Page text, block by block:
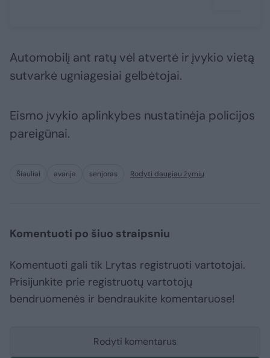
Automobilį ant ratų vėl atvertė ir įvykio vietą
sutvarkė ugniagesiai gelbėtojai.
Eismo įvykio aplinkybes nustatinėja policijos
pareigūnai.
Šiauliai avarija senjoras Rodyti daugiau žymių
Komentuoti po šiuo straipsniu
Komentuoti gali tik Lrytas registruoti vartotojai.
Prisijunkite prie registruotų vartotojų
bendruomenės ir bendraukite komentaruose!
Rodyti komentarus